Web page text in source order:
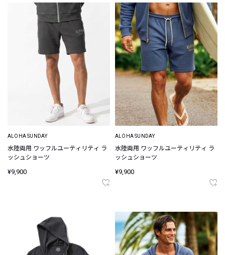
ALOHA SUNDAY
水陸両用 ワッフルユーティリティ ラ
ッシュショーツ
¥9,900
ALOHA SUNDAY
水陸両用 ワッフルユーティリティ ラ
ッシュショーツ
¥9,900